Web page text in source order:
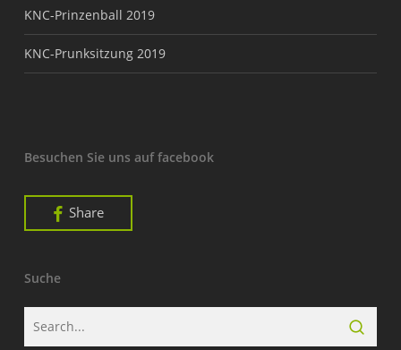
KNC-Prinzenball 2019
KNC-Prunksitzung 2019
Besuchen Sie uns auf facebook
Share
Suche